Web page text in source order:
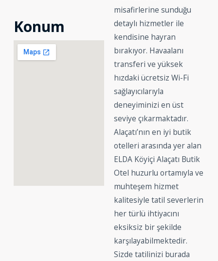
Konum
misafirlerine sunduğu
detaylı hizmetler ile
kendisine hayran
bırakıyor. Havaalanı
transferi ve yüksek
hızdaki ücretsiz Wi-Fi
sağlayıcılarıyla
deneyiminizi en üst
seviye çıkarmaktadır.
Alaçatı’nın en iyi butik
otelleri arasında yer alan
ELDA Köyiçi Alaçatı Butik
Otel huzurlu ortamıyla ve
muhteşem hizmet
kalitesiyle tatil severlerin
her türlü ihtiyacını
eksiksiz bir şekilde
karşılayabilmektedir.
Sizde tatilinizi burada